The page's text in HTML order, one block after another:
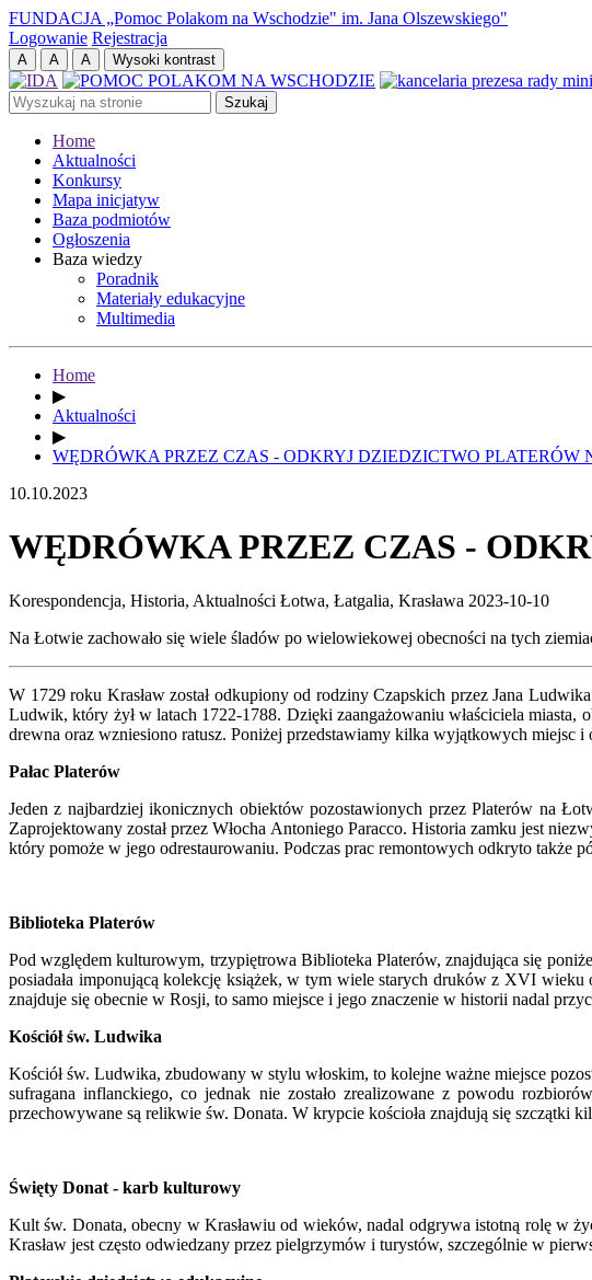
FUNDACJA „Pomoc Polakom na Wschodzie" im. Jana Olszewskiego"
Logowanie Rejestracja
Home
Aktualności
Konkursy
Mapa inicjatyw
Baza podmiotów
Ogłoszenia
Baza wiedzy
Poradnik
Materiały edukacyjne
Multimedia
Home
▶
Aktualności
▶
WĘDRÓWKA PRZEZ CZAS - ODKRYJ DZIEDZICTWO PLATERÓW
10.10.2023
WĘDRÓWKA PRZEZ CZAS -
Korespondencja, Historia, Aktualności Łotwa, Łatgalia, Krasława 2023-10-10
Na Łotwie zachowało się wiele śladów po wielowiekowej obecności na tych
W 1729 roku Krasław został odkupiony od rodziny Czapskich przez Jana
Ludwik, który żył w latach 1722-1788. Dzięki zaangażowaniu właściciela miasta,
drewna oraz wzniesiono ratusz. Poniżej przedstawiamy kilka wyjątkowych miejsc
Pałac Platerów
Jeden z najbardziej ikonicznych obiektów pozostawionych przez Platerów na
Zaprojektowany został przez Włocha Antoniego Paracco. Historia zamku jest
który pomoże w jego odrestaurowaniu. Podczas prac remontowych odkryto także
Biblioteka Platerów
Pod względem kulturowym, trzypiętrowa Biblioteka Platerów, znajdująca się
posiadała imponującą kolekcję książek, w tym wiele starych druków z XVI
znajduje się obecnie w Rosji, to samo miejsce i jego znaczenie w historii nadal
Kościół św. Ludwika
Kościół św. Ludwika, zbudowany w stylu włoskim, to kolejne ważne miejsce
sufragana inflanckiego, co jednak nie zostało zrealizowane z powodu
przechowywane są relikwie św. Donata. W krypcie kościoła znajdują się szczątki
Święty Donat - karb kulturowy
Kult św. Donata, obecny w Krasławiu od wieków, nadal odgrywa istotną rolę w
Krasław jest często odwiedzany przez pielgrzymów i turystów, szczególnie w